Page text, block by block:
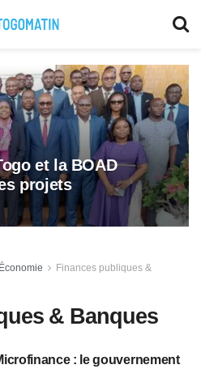
et la BOAD
projets
Économie
Finances publiques &
& Banques
: le gouvernement